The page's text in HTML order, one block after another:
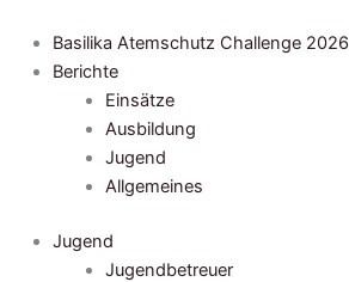
Inhalt
springen
Basilika Atemschutz Challenge 2026
Berichte
Einsätze
Ausbildung
Jugend
Allgemeines
Jugend
Jugendbetreuer